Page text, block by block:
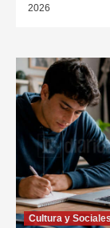
2026
Cultura y Sociales